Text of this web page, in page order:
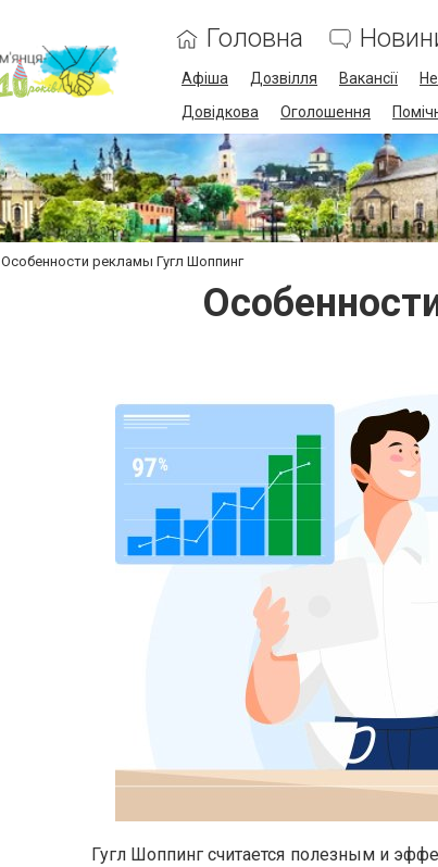
Головна
Афіша Дозвілля Вакансії
Довідкова
Оголошення
Особенности рекламы Гугл Шоппинг
Гугл Шоппинг считается полезным и